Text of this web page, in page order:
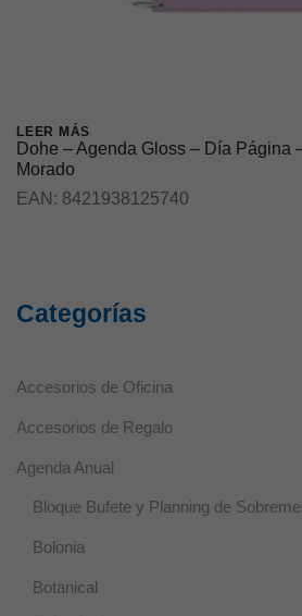
LEER MÁS
Dohe – Agenda Gloss – Día Página
Morado
EAN: 8421938125740
Categorías
Accesorios de Oficina
Accesorios de Regalo
Agenda Anual
Bloque Bufete y Planning de
Bolonia
Botanical